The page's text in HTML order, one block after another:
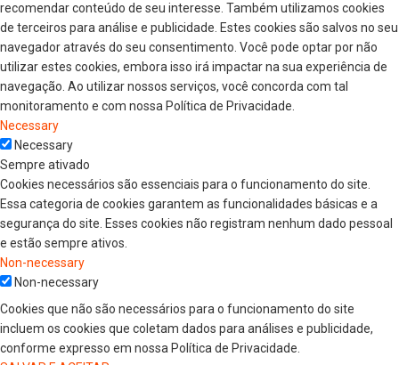
recomendar conteúdo de seu interesse. Também utilizamos cookies
de terceiros para análise e publicidade. Estes cookies são salvos no seu
navegador através do seu consentimento. Você pode optar por não
utilizar estes cookies, embora isso irá impactar na sua experiência de
navegação. Ao utilizar nossos serviços, você concorda com tal
monitoramento e com nossa Política de Privacidade.
Necessary
Necessary
Sempre ativado
Cookies necessários são essenciais para o funcionamento do site.
Essa categoria de cookies garantem as funcionalidades básicas e a
segurança do site. Esses cookies não registram nenhum dado pessoal
e estão sempre ativos.
Non-necessary
Non-necessary
Cookies que não são necessários para o funcionamento do site
incluem os cookies que coletam dados para análises e publicidade,
conforme expresso em nossa Política de Privacidade.